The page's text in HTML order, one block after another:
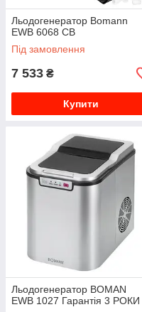
Льодогенератор Bomann
EWB 6068 CB
Під замовлення
7 533 ₴
Купити
Льодогенератор BOMAN
EWB 1027 Гарантія 3 РОКИ